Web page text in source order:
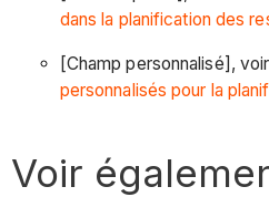
dans la planification des
[Champ personnalisé],
personnalisés pour la
Voir